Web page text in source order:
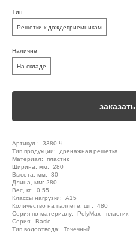
Тип
Решетки к дождеприемникам
Наличие
На складе
заказать
Артикул : 3380-Ч
Тип продукции: дренажная решетка
Материал: пластик
Ширина, мм: 280
Высота, мм: 30
Длина, мм: 280
Вес, кг: 0,55
Класcы нагрузки: A15
Количество на паллете, шт: 480
Серия по материалу: PolyMax - пластик
Серия: Basic
Тип водоотвода: Точечный